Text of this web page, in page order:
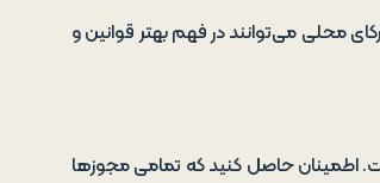
محلی می‌توانند در فهم بهتر قوانین و
اطمینان حاصل کنید که تمامی مجوزها